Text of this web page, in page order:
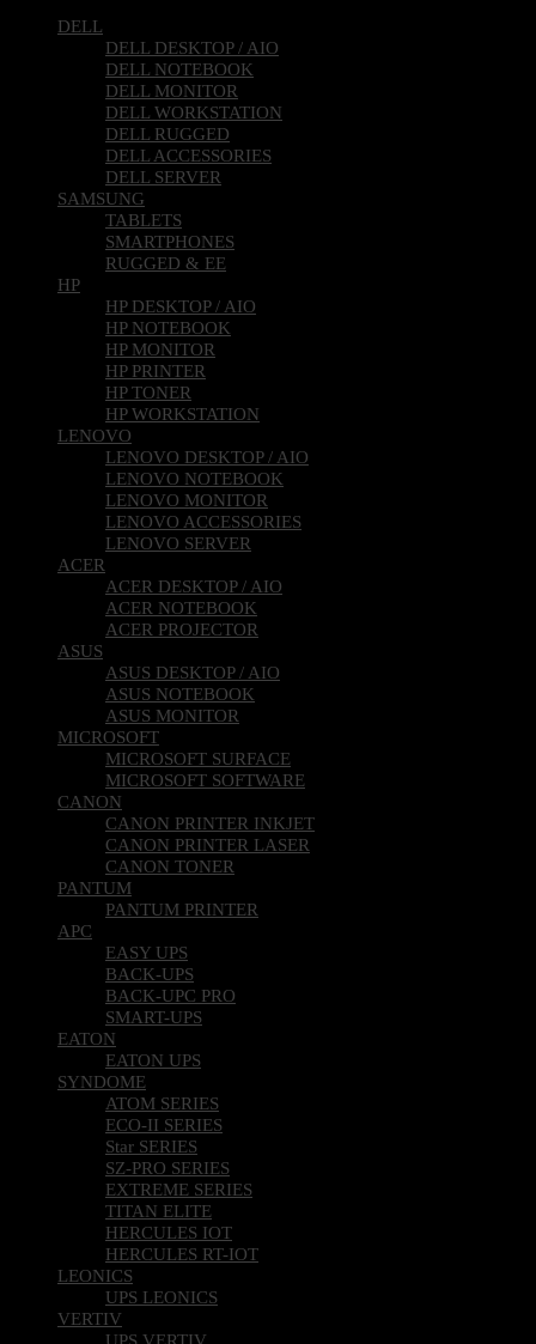
DELL
DELL DESKTOP / AIO
DELL NOTEBOOK
DELL MONITOR
DELL WORKSTATION
DELL RUGGED
DELL ACCESSORIES
DELL SERVER
SAMSUNG
TABLETS
SMARTPHONES
RUGGED & EE
HP
HP DESKTOP / AIO
HP NOTEBOOK
HP MONITOR
HP PRINTER
HP TONER
HP WORKSTATION
LENOVO
LENOVO DESKTOP / AIO
LENOVO NOTEBOOK
LENOVO MONITOR
LENOVO ACCESSORIES
LENOVO SERVER
ACER
ACER DESKTOP / AIO
ACER NOTEBOOK
ACER PROJECTOR
ASUS
ASUS DESKTOP / AIO
ASUS NOTEBOOK
ASUS MONITOR
MICROSOFT
MICROSOFT SURFACE
MICROSOFT SOFTWARE
CANON
CANON PRINTER INKJET
CANON PRINTER LASER
CANON TONER
PANTUM
PANTUM PRINTER
APC
EASY UPS
BACK-UPS
BACK-UPC PRO
SMART-UPS
EATON
EATON UPS
SYNDOME
ATOM SERIES
ECO-II SERIES
Star SERIES
SZ-PRO SERIES
EXTREME SERIES
TITAN ELITE
HERCULES IOT
HERCULES RT-IOT
LEONICS
UPS LEONICS
VERTIV
UPS VERTIV